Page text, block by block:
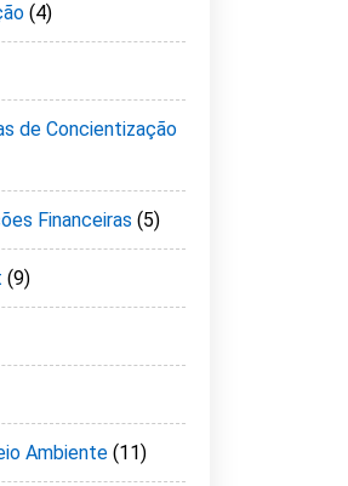
(4)
de Concientização
Financeiras (5)
(9)
Ambiente (11)